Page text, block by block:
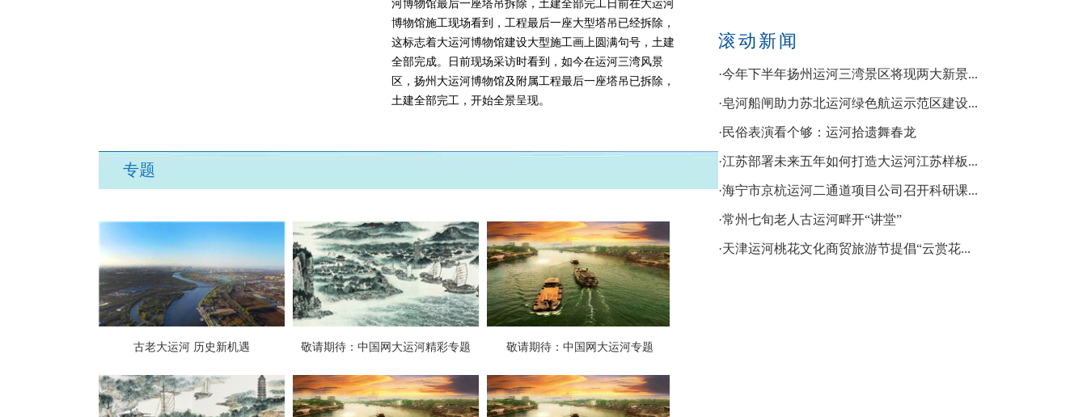
河博物馆最后一座塔吊拆除，土建全部完工日前在大运河
博物馆施工现场看到，工程最后一座大型塔吊已经拆除，
这标志着大运河博物馆建设大型施工画上圆满句号，土建
全部完成。日前现场采访时看到，如今在运河三湾风景
区，扬州大运河博物馆及附属工程最后一座塔吊已拆除，
土建全部完工，开始全景呈现。
滚动新闻
·今年下半年扬州运河三湾景区将现两大新景...
·皂河船闸助力苏北运河绿色航运示范区建设...
·民俗表演看个够：运河拾遗舞春龙
·江苏部署未来五年如何打造大运河江苏样板...
·海宁市京杭运河二通道项目公司召开科研课...
·常州七旬老人古运河畔开“讲堂”
·天津运河桃花文化商贸旅游节提倡“云赏花...